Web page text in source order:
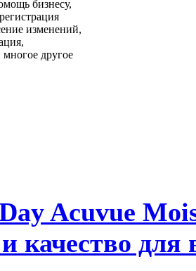
Acuvue
качество для
бизнесу,
изменений,
многое другое